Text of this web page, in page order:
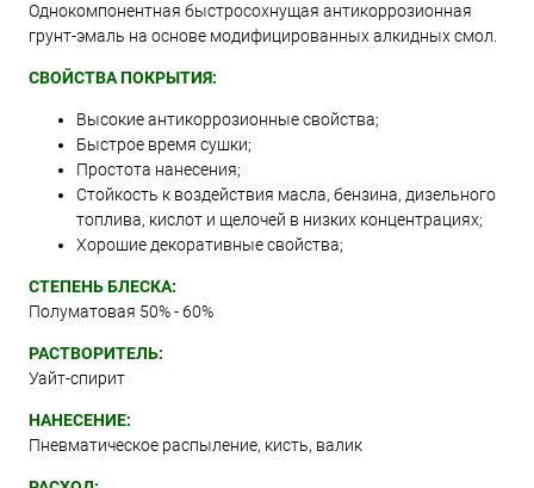
Однокомпонентная быстросохнущая антикоррозионная
грунт-эмаль на основе модифицированных алкидных смол.
СВОЙСТВА ПОКРЫТИЯ:
Высокие антикоррозионные свойства;
Быстрое время сушки;
Простота нанесения;
Стойкость к воздействия масла, бензина, дизельного
топлива, кислот и щелочей в низких концентрациях;
Хорошие декоративные свойства;
СТЕПЕНЬ БЛЕСКА:
Полуматовая 50% - 60%
РАСТВОРИТЕЛЬ:
Уайт-спирит
НАНЕСЕНИЕ:
Пневматическое распыление, кисть, валик